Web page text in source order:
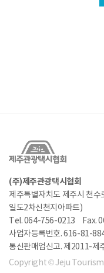
(주)제주관광택시협회
제주특별자치도 제주시 천
일도2차신천지아파트)
Tel. 064-756-0213
Fax.
사업자등록번호. 616-81-
통신판매업신고. 제2011-제
Copyright © Jeju